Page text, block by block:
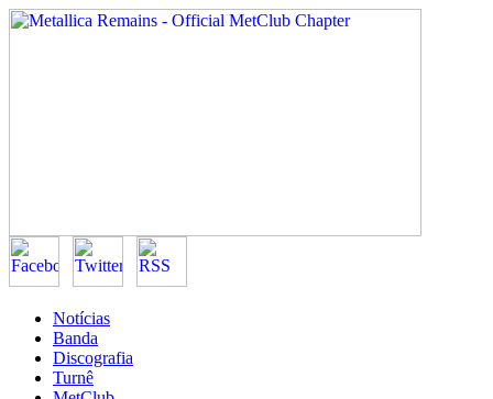
Notícias
Banda
Discografia
Turnê